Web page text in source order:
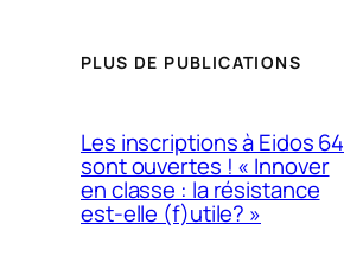
PLUS DE PUBLICATIONS
Les inscriptions à Eidos 64
sont ouvertes ! « Innover
en classe : la résistance
est-elle (f)utile? »